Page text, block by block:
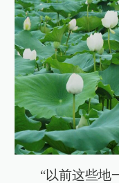
“以前这些地